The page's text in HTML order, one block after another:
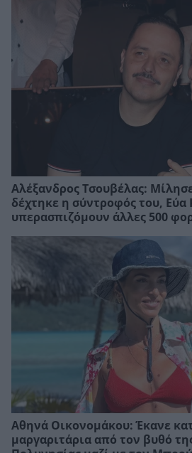
Αλέξανδρος Τσουβέλας:
δέχτηκε η σύντροφός του,
υπερασπιζόμουν άλλες 500
Αθηνά Οικονομάκου: Έκανε
μαργαριτάρια από τον βυθό